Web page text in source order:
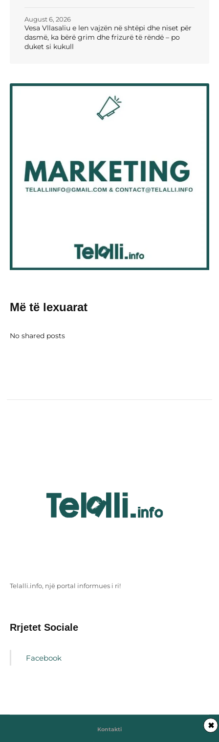
Vesa Vllasaliu e len vajzën në shtëpi dhe niset për
dasmë, ka bërë grim dhe frizurë të rëndë – po
duket si kukull
August 6, 2026
Më të lexuarat
No shared posts
Telalli.info, një portal informues i ri!
Rrjetet Sociale
Facebook
Kontakti ✖